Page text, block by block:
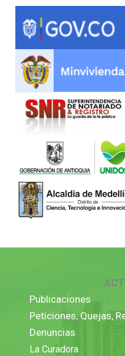
Publicaciones
Peticiones, Quejas,
Denuncias
La Curadora